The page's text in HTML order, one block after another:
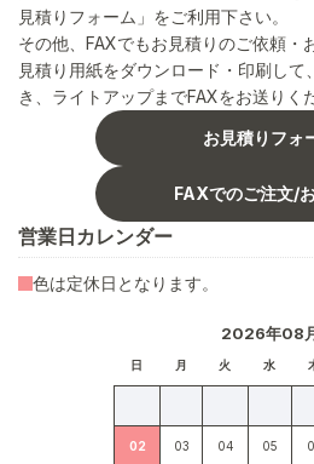
見積りフォーム」をご利用下さい。
その他、FAXでもお見積りのご依頼・
見積り用紙をダウンロード・印刷し
き、ライトアップまでFAXをお送りく
お見積りフォ
FAXでのご注文/
営業日カレンダー
2026年08
日 月 火 水
02 03 04 05
色は定休日となります。